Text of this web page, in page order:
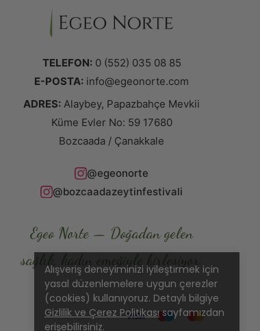
Alışveriş deneyiminizi iyileştirmek için
yasal düzenlemelere uygun çerezler
(cookies) kullanıyoruz. Detaylı bilgiye
Gizlilik ve Çerez Politikasısayfamızdan
erişebilirsiniz.
TELEFON:0 (552) 035 08 85
E-POSTA: info@egeonorte.com
ADRES: Alaybey, Papazbahçe Mevkii
Küme Evler No: 59 17680
Bozcaada / Çanakkale
@egeonorte
@bozcaadazeytinfestivali
Egeo Norte — Doğadan gelen
sağlık, kadın emeğiyle birleşiyor.